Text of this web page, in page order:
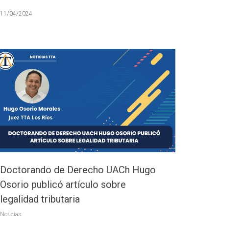
11/04/2024
Doctorando de Derecho UACh Hugo
Osorio publicó artículo sobre
legalidad tributaria
Noticias